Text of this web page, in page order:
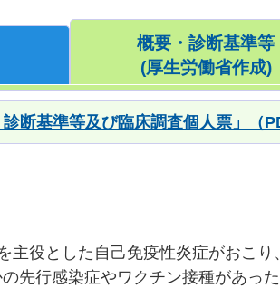
概要・診断基準等
(厚生労働省作成)
断基準等及び臨床調査個人票」（
主役とした自己免疫性炎症がおこ
先行感染症やワクチン接種があっ